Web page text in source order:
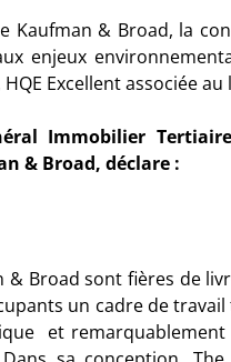
Kaufman & Broad, la
enjeux
Excellent associée
Immobilier
& Broad, déclare :
& Broad sont fières de
un cadre de
et remarquablement